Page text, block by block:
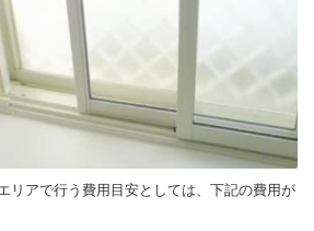
リアで行う費用目安としては、下記の費用が